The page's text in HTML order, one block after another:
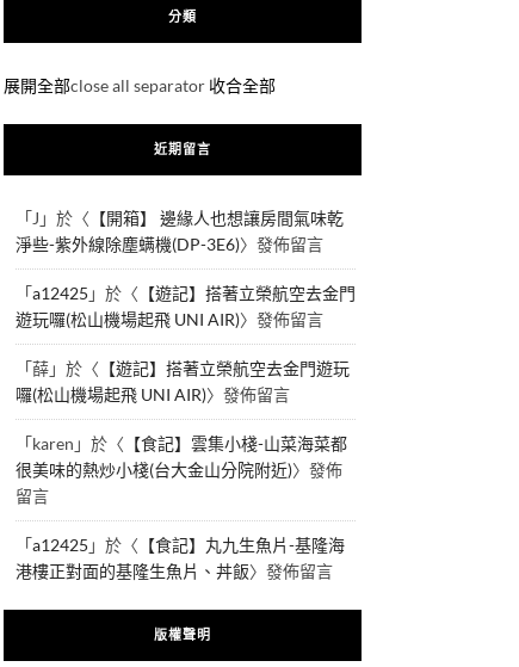
分類
展開全部close all separator 收合全部
近期留言
「J 」於〈 【開箱】 邊緣人也想讓房間氣味乾
淨些-紫外線除塵螨機(DP-3E6)〉發佈留言
「a12425 」於〈 【遊記】搭著立榮航空去金門
遊玩囉(松山機場起飛 UNI AIR)〉發佈留言
「薛」於〈 【遊記】搭著立榮航空去金門遊玩
囉(松山機場起飛 UNI AIR)〉發佈留言
「karen 」於〈 【食記】雲集小棧-山菜海菜都
很美味的熱炒小棧(台大金山分院附近)〉發佈
留言
「a12425 」於〈 【食記】丸九生魚片-基隆海
港樓正對面的基隆生魚片、丼飯〉發佈留言
版權聲明